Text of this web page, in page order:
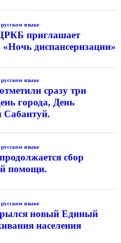
языке
приглашает
«Ночь диспансеризации»
языке
сразу три
города, День
Сабантуй.
языке
сбор
помощи.
языке
новый Единый
населения